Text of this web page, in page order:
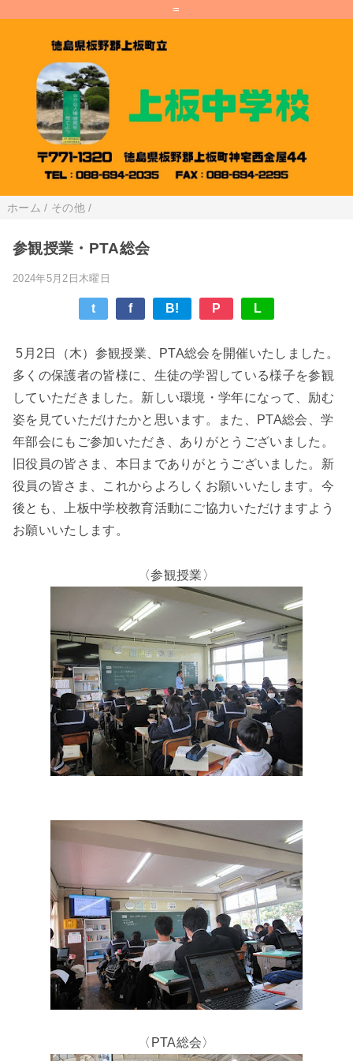
=
ホーム / その他/
参観授業・PTA総会
2024年5月2日木曜日
t f B! P L
5月2日（木）参観授業、PTA総会を開催いたしました。
多くの保護者の皆様に、生徒の学習している様子を参観
していただきました。新しい環境・学年になって、励む
姿を見ていただけたかと思います。また、PTA総会、学
年部会にもご参加いただき、ありがとうございました。
旧役員の皆さま、本日までありがとうございました。新
役員の皆さま、これからよろしくお願いいたします。今
後とも、上板中学校教育活動にご協力いただけますよう
お願いいたします。
〈参観授業〉
〈PTA総会〉